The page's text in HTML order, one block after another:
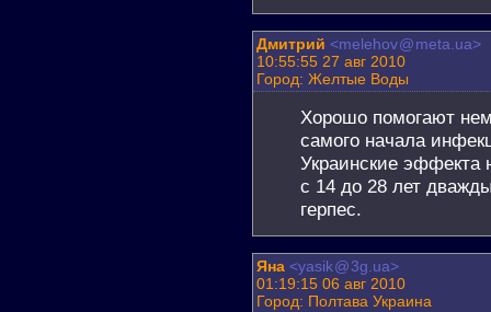
Дмитрий <melehov@meta.ua>
10:55:55 27 авг 2010
Город: Желтые Воды
Хорошо помогают
самого начала
Украинские эффекта
с 14 до 28 лет
герпес.
Яна <yasik@3g.ua>
01:19:15 06 авг 2010
Город: Полтава Украина